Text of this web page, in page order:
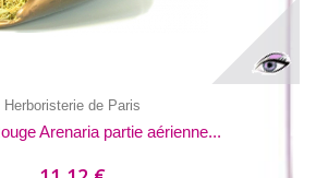
Herboristerie de Paris
Arenaria partie aérienne...